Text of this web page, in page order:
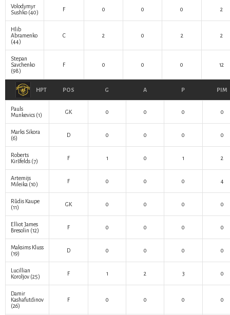
Volodymyr
Sushko (40) F 0 0 0 2
Hlib
Abramenko
(44)
C 2 0 2 2
Stepan
Savchenko
(98)
F 0 0 0 12
HPT POS G A P PIM
Pauls
Munkevics (1) GK 0 0 0 0
Marks Sikora
(6)
D 0 0 0 0
Roberts
Kiršfelds (7) F 1 0 1 2
Artemijs
Mileika (10) F 0 0 0 4
Rūdis Kaupe
(11)
GK 0 0 0 0
Elliot James
Bresolin (12) F 0 0 0 0
Maksims Kluss
(19)
D 0 0 0 0
Lucillian
Koroljov (25) F 1 2 3 0
Damir
Kashafutdinov
(26)
F 0 0 0 0